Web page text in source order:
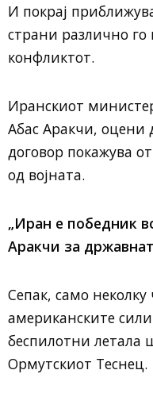
И покрај
страни различно го
конфликтот.
Иранскиот
Абас Аракчи,
договор покажува
од војната.
„Иран е победник
Аракчи за
Сепак, само неколку
американските
беспилотни летала
Ормутскиот Теснец.